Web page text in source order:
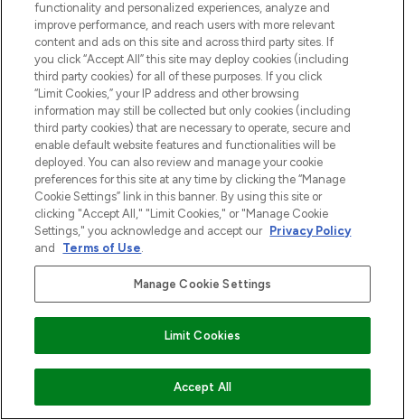
VOEG TOE AAN WINKELMANDJE
functionality and personalized experiences, analyze and
improve performance, and reach users with more relevant
content and ads on this site and across third party sites. If
you click “Accept All” this site may deploy cookies (including
third party cookies) for all of these purposes. If you click
“Limit Cookies,” your IP address and other browsing
information may still be collected but only cookies (including
third party cookies) that are necessary to operate, secure and
enable default website features and functionalities will be
deployed. You can also review and manage your cookie
preferences for this site at any time by clicking the “Manage
Cookie Settings” link in this banner. By using this site or
clicking "Accept All," "Limit Cookies," or "Manage Cookie
Settings," you acknowledge and accept our Privacy Policy
and
Terms of Use.
Manage Cookie Settings
Limit Cookies
Accept All